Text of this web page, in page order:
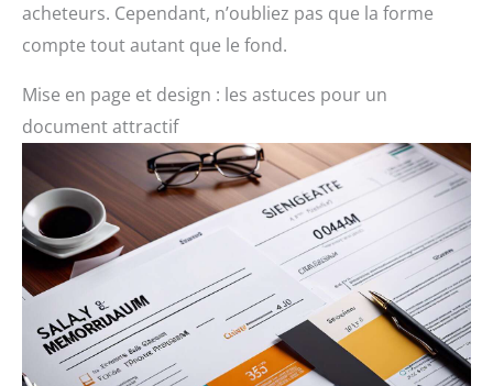
acheteurs. Cependant, n’oubliez pas que la forme
compte tout autant que le fond.
Mise en page et design : les astuces pour un
document attractif